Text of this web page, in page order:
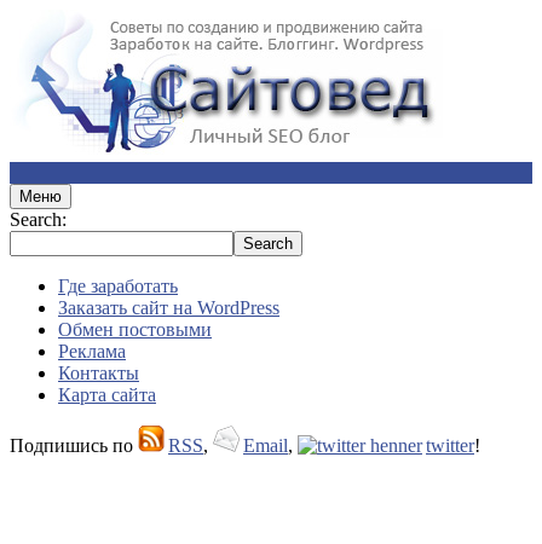
Меню
Search:
Где заработать
Заказать сайт на WordPress
Обмен постовыми
Реклама
Контакты
Карта сайта
Подпишись по RSS, Email, twitter!